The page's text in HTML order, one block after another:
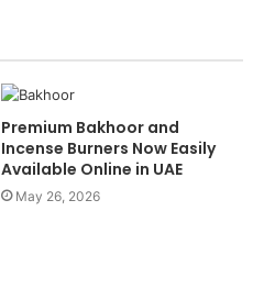
Premium Bakhoor and
Incense Burners Now Easily
Available Online in UAE
May 26, 2026